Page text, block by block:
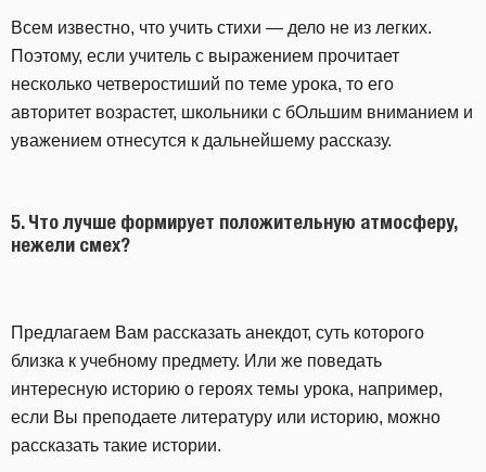
Всем известно, что учить стихи — дело не из легких.
Поэтому, если учитель с выражением прочитает
несколько четверостиший по теме урока, то его
авторитет возрастет, школьники с бОльшим вниманием и
уважением отнесутся к дальнейшему рассказу.
5.Что лучше формирует положительную атмосферу,
нежели смех?
Предлагаем Вам рассказать анекдот, суть которого
близка к учебному предмету. Или же поведать
интересную историю о героях темы урока, например,
если Вы преподаете литературу или историю, можно
рассказать такие истории.